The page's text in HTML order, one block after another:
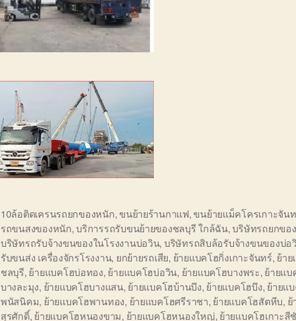
10ล้อติดเครนรถยกของหนัก, ขนย้ายร้านกาแฟ, ขนย้ายแม็คโครเกาะจัน
รถขนสงของหนัก,บริการรถรับขนย้ายของชลบุรี ใกล้ฉัน,บริษัทรถยกขอ
บริษัทรถรับจ้างขนของในโรงงานบ่อวิน, บริษัทรถสิบล้อรับจ้างขนของบ่อ
รับขนส่ง เครื่องจักรโรงงาน, ยกย้ายรถเสีย, ย้ายแบคโฮกิ่งเกาะจันทร์, ย้า
ชลบุรี, ย้ายแบคโฮบ่อทอง, ย้ายแบคโฮบ่อวิน, ย้ายแบคโฮบางพระ, ย้ายแบ
บางละมุง, ย้ายแบคโฮบางแสน, ย้ายแบคโฮบ้านบึง, ย้ายแบคโฮบึง, ย้ายแ
พนัสนิคม, ย้ายแบคโฮพานทอง, ย้ายแบคโฮศรีราชา, ย้ายแบคโฮสัตหีบ, ย้
สุรศักดิ์, ย้ายแบคโฮหนองขาม, ย้ายแบคโฮหนองใหญ่, ย้ายแบคโฮเกาะสี